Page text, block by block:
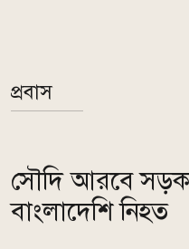
প্রবাস
সৌদি আরবে সড়ক
বাংলাদেশি নিহত